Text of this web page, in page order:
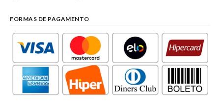
FORMAS DE PAGAMENTO